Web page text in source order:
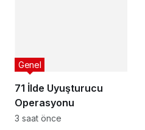
71 İlde Uyuşturucu
Operasyonu
Genel
3 saat önce